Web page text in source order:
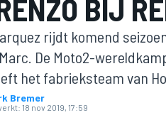
BIJ
rijdt komend
De Moto2-
het fabrieksteam van
Bremer
18 nov 2019, 17:59